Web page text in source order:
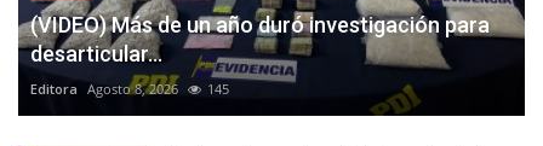
(VIDEO) Más de un año duró investigación para
desarticular...
Editora Agosto 8, 2026 145